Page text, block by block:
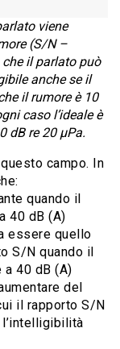
viene
(S/N –
il parlato può
anche se il
il rumore è 10
caso l’ideale è
dB re 20 μPa.
campo. In
quando il
40 dB (A)
essere quello
S/N quando il
40 dB (A)
del
il rapporto S/N